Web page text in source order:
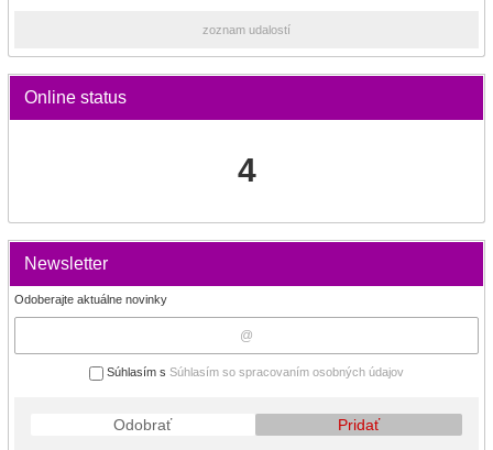
zoznam udalostí
Online status
4
Newsletter
Odoberajte aktuálne novinky
Súhlasím s Súhlasím so spracovaním osobných údajov
Odobrať Pridať